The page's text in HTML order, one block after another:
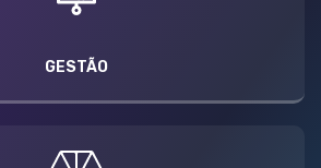
GESTÃO